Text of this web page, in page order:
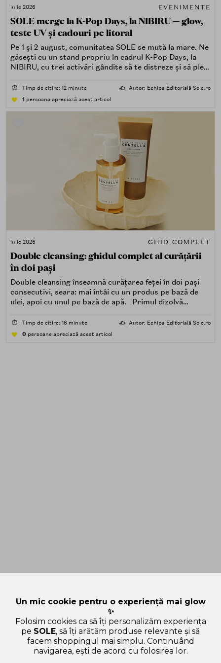
iulie 2026 EVENIMENTE
SOLE merge la K-Pop Days, la NIBIRU — glow,
teste UV și cadouri pe litoral
Pe 1 și 2 august, comunitatea SOLE se mută la mare. Ne
găsești cu un stand propriu în cadrul K-Pop Days, la
NIBIRU, cu trei activări gândite să te distreze și să pleci
⏱️ Timp de citire: 12 minute ✍️ Autor: Echipa Editorială Sole.ro
1 persoana apreciază acest articol
iulie 2026 GHID COMPLET
Double cleansing: ghidul complet al curățării
în doi pași
Double cleansing înseamnă curățarea feței în doi pași
consecutivi, seara: mai întâi cu un produs pe bază de
ulei, apoi cu unul pe bază de apă. Primul dizolvă
poluare. Al doilea îndepărtează impuritățile solubile în
⏱️ Timp de citire: 16 minute ✍️ Autor: Echipa Editorială Sole.ro
0 persoane apreciază acest articol
Un mic cookie pentru o experiență mai glow
✨
Folosim cookies ca să îți personalizăm experiența
pe SOLE, să îți arătăm produse relevante și să
facem shoppingul mai simplu. Continuând
navigarea, ești de acord cu folosirea lor.